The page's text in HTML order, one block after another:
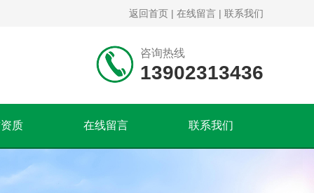
返回首页 | 在线留言 | 联系我们
咨询热线
13902313436
质 在线留言 联系我们